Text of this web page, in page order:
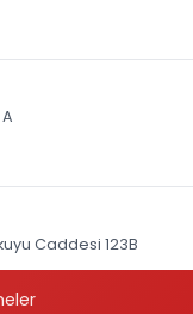
Caddesi 123B